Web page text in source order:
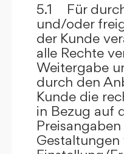
5.1 Für
und/oder
der Kunde
alle Rechte
Weitergabe
durch den
Kunde die
in Bezug auf